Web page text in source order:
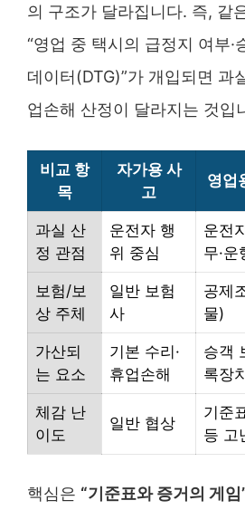
의 구조가 달라집니다. 즉, 같
“영업 중 택시의 급정지 여부·
데이터(DTG)”가 개입되면 과
업손해 산정이 달라지는 것입
비교 항
목
자가용 사
고
영업
과실 산
정 관점
운전자 행
위 중심
운전
무·
보험/보
상 주체
일반 보험
사
공제
물)
가산되
는 요소
기본 수리·
휴업손해
승객
록장
체감 난
이도
일반 협상
기준
등 고
핵심은 “기준표와 증거의 게임